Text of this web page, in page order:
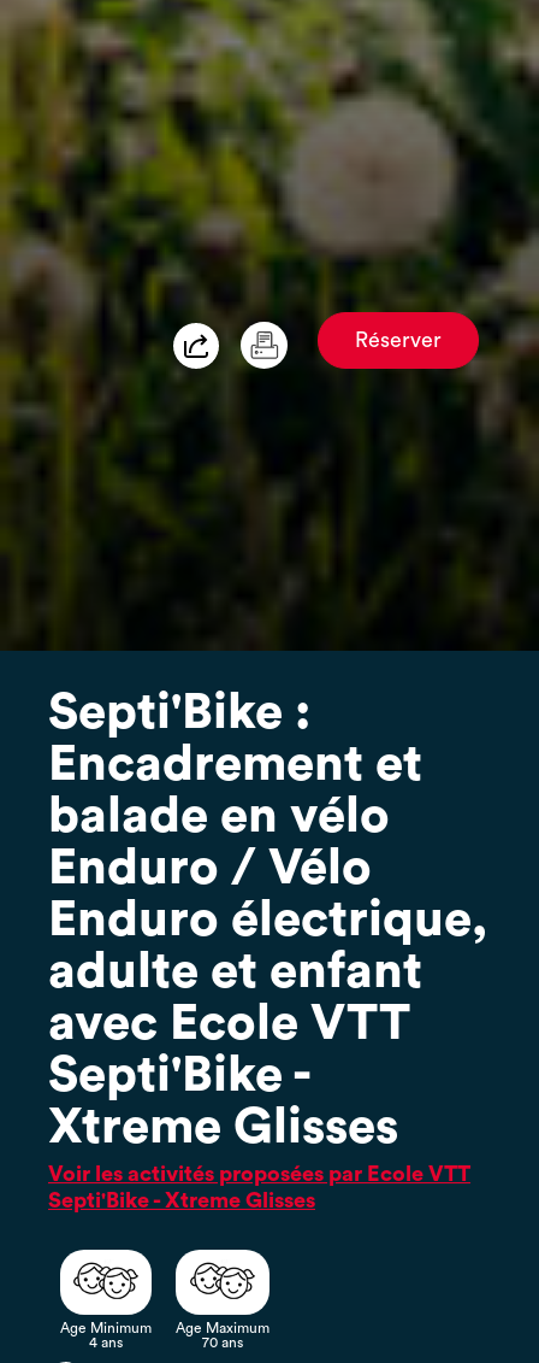
Réserver
Septi'Bike :
Encadrement et
balade en vélo
Enduro / Vélo
Enduro électrique,
adulte et enfant
avec Ecole VTT
Septi'Bike -
Xtreme Glisses
Voir les activités proposées par Ecole VTT
Septi'Bike - Xtreme Glisses
Age Minimum
4 ans
Age Maximum
70 ans